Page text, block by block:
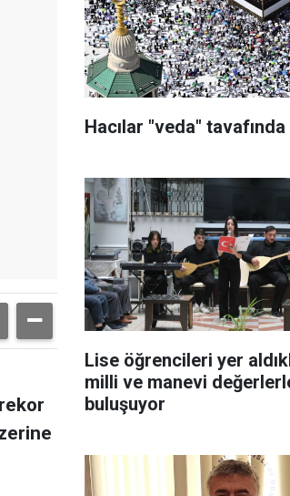
Hacılar "veda" tavafında
Lise öğrencileri yer
milli ve manevi
buluşuyor